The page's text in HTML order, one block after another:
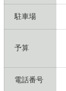
駐車場
予算
電話番号